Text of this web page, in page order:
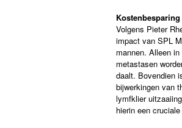
Kostenbesparing
Volgens Pieter
impact van SPL
mannen. Alleen
metastasen
daalt. Bovendien
bijwerkingen van
lymfklier
hierin een